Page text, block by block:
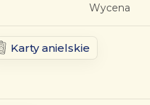
Wycena
Karty anielskie